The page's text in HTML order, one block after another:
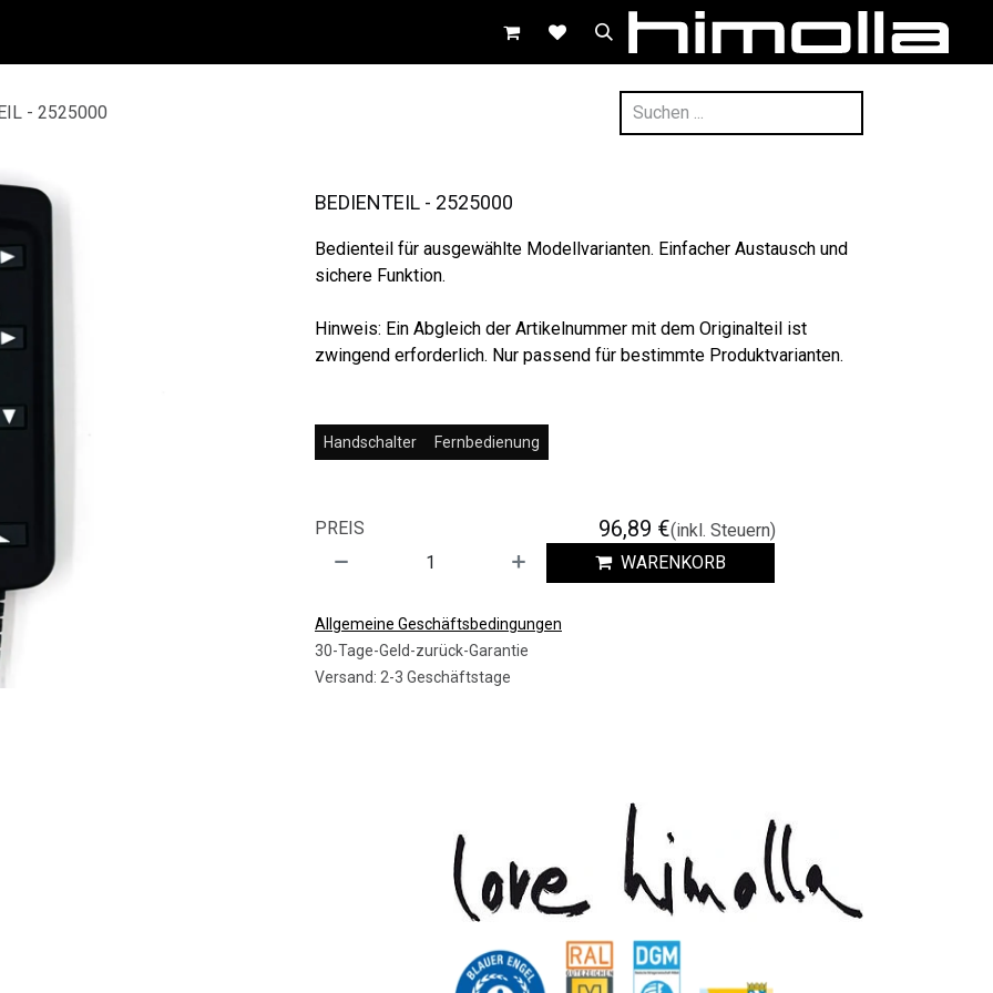
- 2525000
BEDIENTEIL - 2525000
Bedienteil für ausgewählte Modellvarianten. Einfacher Austausch und
sichere Funktion.
Hinweis: Ein Abgleich der Artikelnummer mit dem Originalteil ist
zwingend erforderlich. Nur passend für bestimmte Produktvarianten.
Handschalter Fernbedienung
WARENKORB
PREIS 96,89 €(inkl. Steuern)
Allgemeine Geschäftsbedingungen
30-Tage-Geld-zurück-Garantie
Versand: 2-3 Geschäftstage